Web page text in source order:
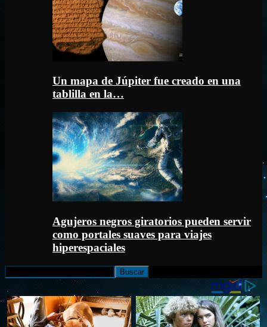
Un mapa de Júpiter fue creado en una
tablilla en la…
Agujeros negros giratorios pueden servir
como portales suaves para viajes
hiperespaciales